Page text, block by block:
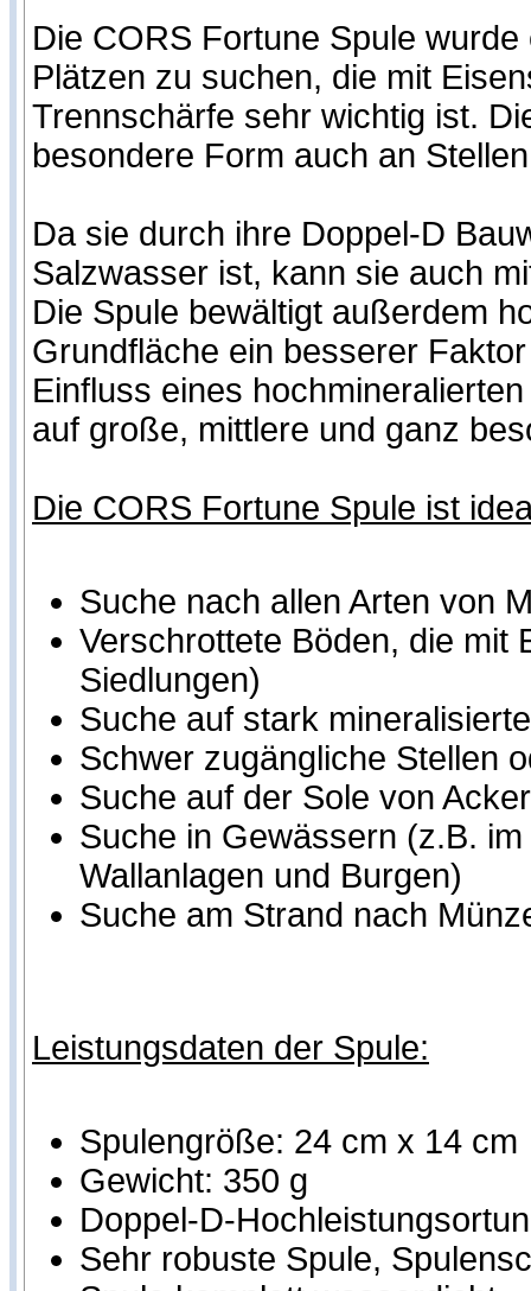
Die CORS Fortune Spule
Plätzen zu suchen, die mit
Trennschärfe sehr wichtig ist.
besondere Form auch an
Da sie durch ihre Doppel-D
Salzwasser ist, kann sie auch
Die Spule bewältigt außerdem
Grundfläche ein besserer
Einfluss eines
auf große, mittlere und ganz
Die CORS Fortune Spule ist
Suche nach allen Arten von
Verschrottete Böden, die mit
Siedlungen)
Suche auf stark
Schwer zugängliche Stellen
Suche auf der Sole von
Suche in Gewässern (z.B.
Wallanlagen und Burgen)
Suche am Strand nach
Leistungsdaten der Spule:
Spulengröße: 24 cm x 14 cm
Gewicht: 350 g
Doppel-D-
Sehr robuste Spule,